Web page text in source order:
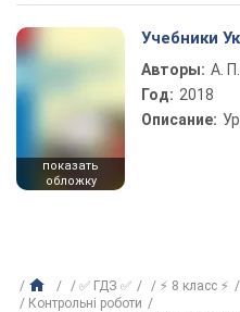
показать
обложку
Учебники
Авторы: А.
Год: 2018
Описание:
✅ ГДЗ ✅ ⚡ 8 класс ⚡
Контрольні роботи